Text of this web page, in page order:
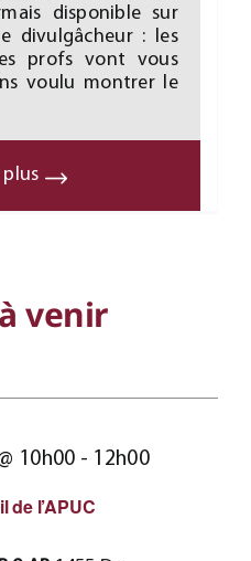
disponible sur
divulgâcheur : les
profs vont vous
voulu montrer le
plus
venir
de l’APUC
10h00 - 12h00